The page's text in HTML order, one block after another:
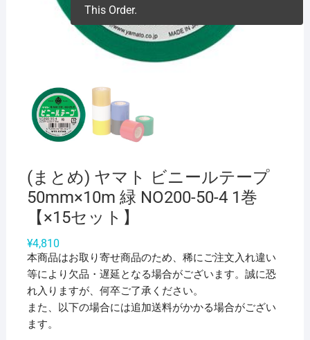
(まとめ) ヤマト ビニールテープ
50mm×10m 緑 NO200-50-4 1巻
【×15セット】
¥4,810
本商品はお取り寄せ商品のため、稀にご注文入れ違い
等により欠品・遅延となる場合がございます。誠に恐
れ入りますが、何卒ご了承ください。
また、以下の場合には追加送料がかかる場合がござい
ます。
This Order.